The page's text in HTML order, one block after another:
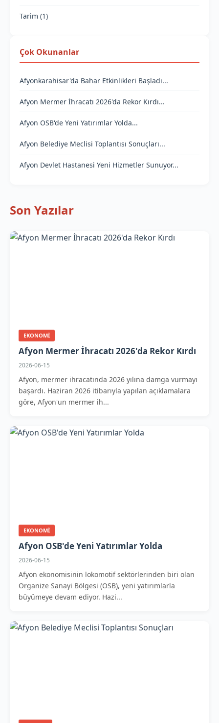
Tarim (1)
Çok Okunanlar
Afyonkarahisar'da Bahar Etkinlikleri Başladı...
Afyon Mermer İhracatı 2026'da Rekor Kırdı...
Afyon OSB'de Yeni Yatırımlar Yolda...
Afyon Belediye Meclisi Toplantısı Sonuçları...
Afyon Devlet Hastanesi Yeni Hizmetler Sunuyor...
Son Yazılar
EKONOMI
Afyon Mermer İhracatı 2026'da Rekor Kırdı
2026-06-15
Afyon, mermer ihracatında 2026 yılına damga vurmayı
başardı. Haziran 2026 itibarıyla yapılan açıklamalara
göre, Afyon'un mermer ih...
EKONOMI
Afyon OSB'de Yeni Yatırımlar Yolda
2026-06-15
Afyon ekonomisinin lokomotif sektörlerinden biri olan
Organize Sanayi Bölgesi (OSB), yeni yatırımlarla
büyümeye devam ediyor. Hazi...